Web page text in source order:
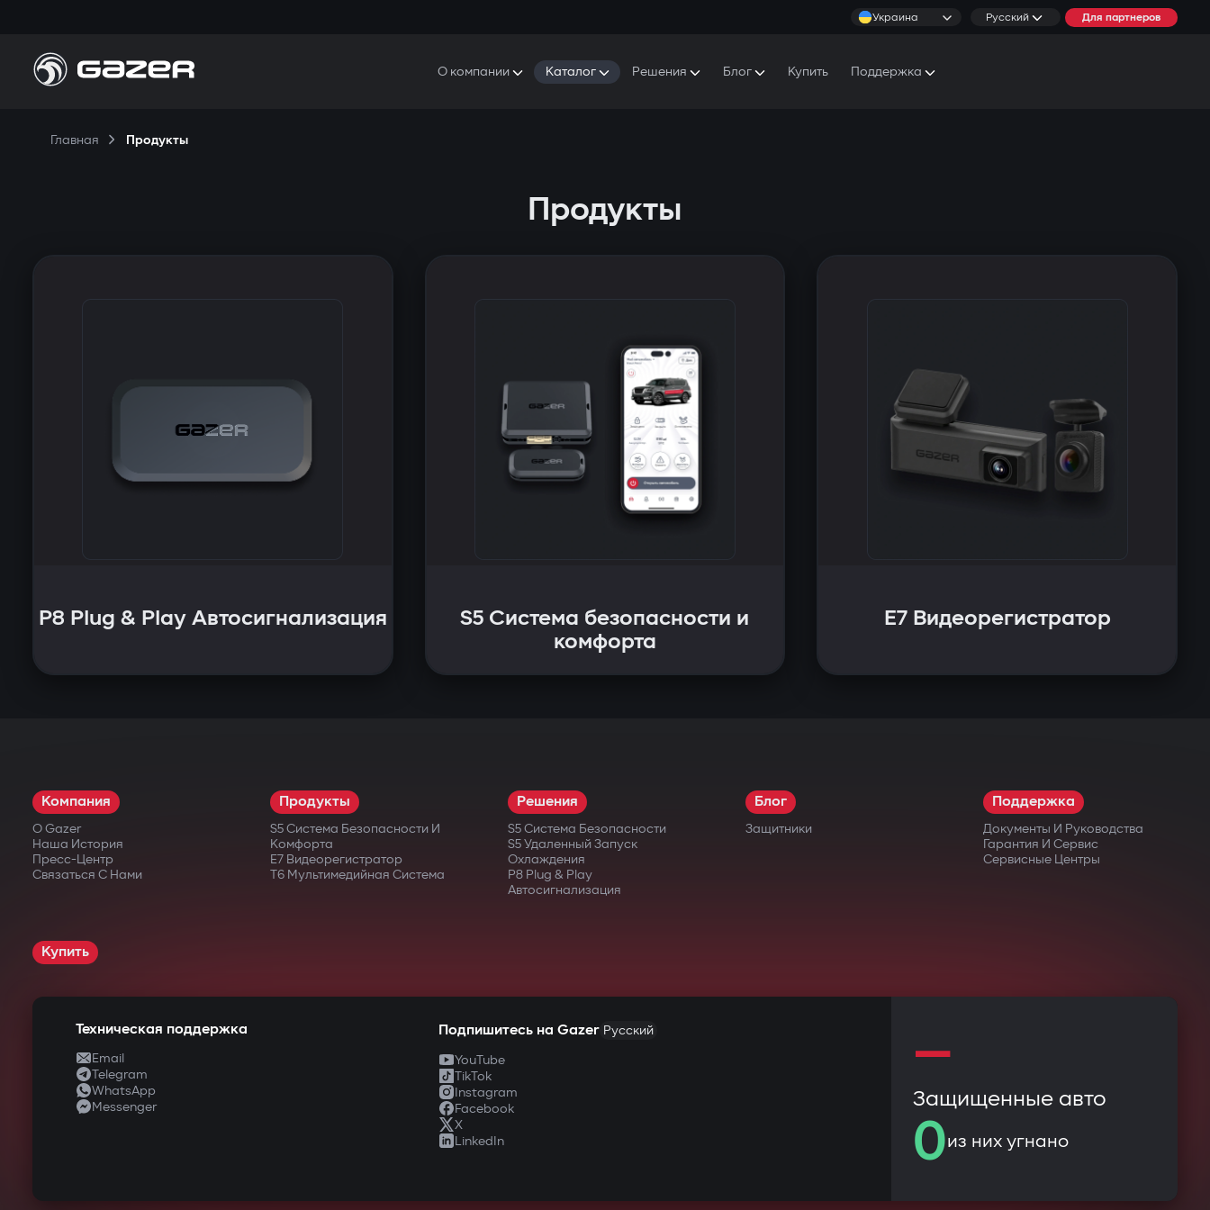
Украина Русский Для партнеров
О компании Каталог Решения Блог Купить Поддержка
Главная Продукты
Продукты
P8 Plug & Play Автосигнализация
S5 Система безопасности и
комфорта
E7 Видеорегистратор
Компания
О Gazer
Наша История
Пресс-Центр
Связаться С Нами
Продукты
S5 Система Безопасности И
Комфорта
E7 Видеорегистратор
T6 Мультимедийная Система
Решения
S5 Система Безопасности
S5 Удаленный Запуск
Охлаждения
P8 Plug & Play
Автосигнализация
Блог
Защитники
Поддержка
Документы И Руководства
Гарантия И Сервис
Сервисные Центры
Купить
Техническая поддержка
Email
Telegram
WhatsApp
Messenger
Подпишитесь на Gazer Русский
YouTube
TikTok
Instagram
Facebook
X
LinkedIn
—
Защищенные авто
0из них угнано